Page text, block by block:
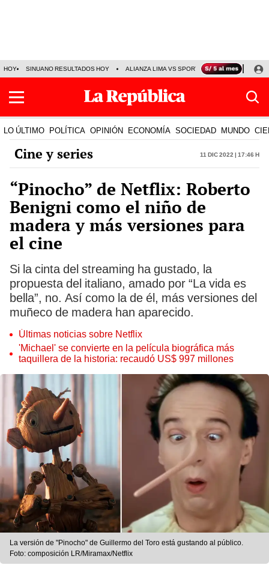
HOY SINUANO RESULTADOS HOY ALIANZA LIMA VS SPORT BOYS JORGE
LO ÚLTIMO POLÍTICA OPINIÓN ECONOMÍA SOCIEDAD MUNDO
Cine y series 11 Dic 2022 | 17:46 h
“Pinocho” de Netflix: Roberto
Benigni como el niño de
madera y más versiones para
el cine
Si la cinta del streaming ha gustado, la
propuesta del italiano, amado por “La vida es
bella”, no. Así como la de él, más versiones del
muñeco de madera han aparecido.
Últimas noticias sobre Netflix
'Michael' se convierte en la película biográfica más
taquillera de la historia: recaudó US$ 997 millones
La versión de "Pinocho" de Guillermo del Toro está gustando al público.
Foto: composición LR/Miramax/Netflix